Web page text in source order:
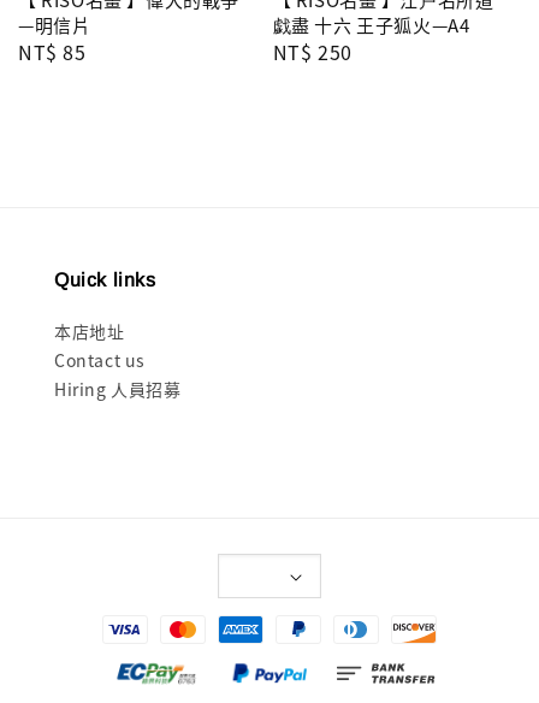
—明信片
Regular
NT$ 85
戯盡 十六 王子狐火—A4
Regular
NT$ 250
Quick links
本店地址
Contact us
Hiring 人員招募